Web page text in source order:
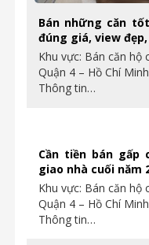
Bán những căn
đúng giá, view
Khu vực: Bán căn hộ
Quận 4 – Hồ Chí
Thông tin…
Cần tiền bán gấp
giao nhà cuối năm
Khu vực: Bán căn hộ
Quận 4 – Hồ Chí
Thông tin…